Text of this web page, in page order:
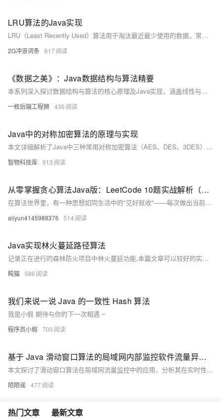
LRU算法的Java实现
LRU（Least Recently Used）算法用于淘汰最近最少使用的数据，常应用于内存管理策略中。在Redis中，通过`maxmemory-policy`配置实现不同淘汰策略，如`allkeys-lru`和`volatile-lru`等，采用采样方式近似LRU以优化性能。Java中可通过`LinkedHashMap`轻松实现LRUCache，利用其`accessOrder`特性和`removeEldestEntry`方法完成缓存淘汰逻辑，代码简洁高效。
2G冲浪词条 617
《数据之美》：Java数据结构与算法精要
本系列深入探讨数据结构与算法的核心原理及Java实现，涵盖线性与非线性结构、常用算法分类、复杂度分析及集合框架应用，助你提升程序效率，掌握编程底层逻辑。
一枚后端工程狮 436
Java中的对称加密算法的原理与实现
本文详细解析了Java中三种常用对称加密算法（AES、DES、3DES）的实现原理及应用。对称加密使用相同密钥进行加解密，适合数据安全传输与存储。AES作为现代标准，支持128/192/256位密钥，安全性高；DES采用56位密钥，现已不够安全；3DES通过三重加密增强安全性，但性能较低。文章提供了各算法的具体Java代码示例，便于快速上手实现加密解密操作，帮助用户根据需求选择合适的加密方案保护数据安全。
智物科技库 913
从零掌握贪心算法Java版：LeetCode 10题实战解析（上）
在算法世界里，有一种思想如同生活中的"见好就收"——每次做出当前看来最优的选择，寄希望于通过局部最优达成全局最优。这种思想就是贪心算法，它以其简洁高效的特点，成为解决最优问题的利器。今天我们就来系统学习贪心算法的核心思想，并通过10道LeetCode经典题目实战演练，带你掌握这种"步步为营"的解题思维。
aliyun4145988376 514
Java实现林火蔓延路径算法
记录正在进行的森林防火项目中林火蔓延功能,本篇文章可以较好的实现森林防火蔓延,但还存在很多不足,如:很多参数只能使用默认值,所以蔓延范围仅供参考。(如果底层设备获取的数据充足,那当我没说)。注:因林火蔓延涉及因素太多,如静可燃物载量、矿质阻尼系数等存在估值,所以得出的结果仅供参考。
盹猫 586
我们来说一说 Java 的一致性 Hash 算法
我是小假 期待与你的下一次相遇 ~
程序员小假 700
基于 Java 滑动窗口算法的局域网内部监控软件流量异常检测技术研究
本文探讨了滑动窗口算法在局域网流量监控中的应用，分析其在实时性、资源控制和多维分析等方面的优势，并提出优化策略，结合Java编程实现高效流量异常检测。
陌陌谣 477
热门文章 最新文章